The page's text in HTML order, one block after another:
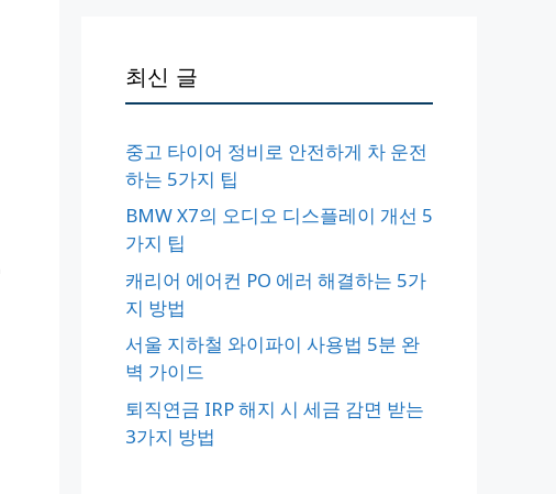
최신 글
중고 타이어 정비로 안전하게 차 운전
하는 5가지 팁
BMW X7의 오디오 디스플레이 개선 5
가지 팁
캐리어 에어컨 PO 에러 해결하는 5가
지 방법
서울 지하철 와이파이 사용법 5분 완
벽 가이드
퇴직연금 IRP 해지 시 세금 감면 받는
3가지 방법